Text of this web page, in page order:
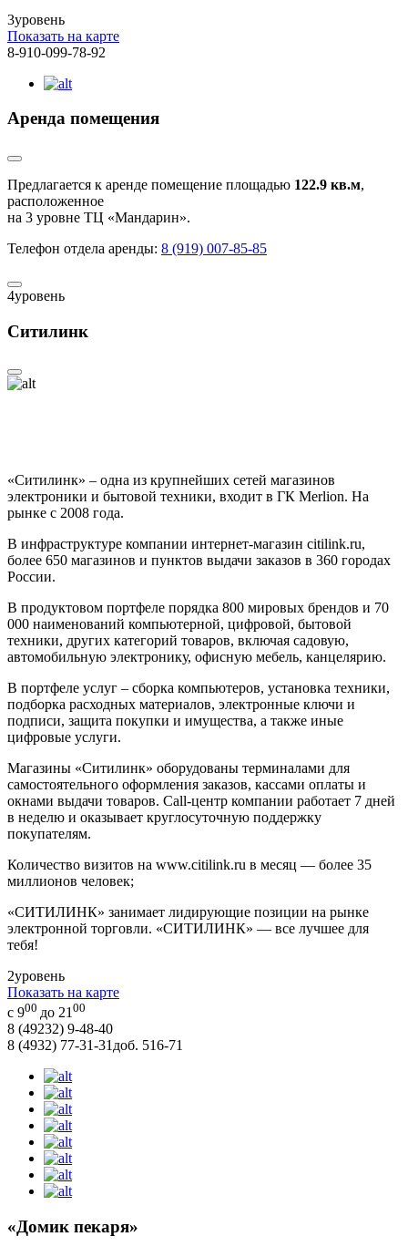
3уровень
Показать на карте
8-910-099-78-92
Аренда помещения
Предлагается к аренде помещение площадью 122.9 кв.м,
расположенное
на 3 уровне ТЦ «Мандарин».
Телефон отдела аренды: 8 (919) 007-85-85
4уровень
Ситилинк
«Ситилинк» – одна из крупнейших сетей магазинов
электроники и бытовой техники, входит в ГК Merlion. На
рынке с 2008 года.
В инфраструктуре компании интернет-магазин citilink.ru,
более 650 магазинов и пунктов выдачи заказов в 360 городах
России.
В продуктовом портфеле порядка 800 мировых брендов и 70
000 наименований компьютерной, цифровой, бытовой
техники, других категорий товаров, включая садовую,
автомобильную электронику, офисную мебель, канцелярию.
В портфеле услуг – сборка компьютеров, установка техники,
подборка расходных материалов, электронные ключи и
подписи, защита покупки и имущества, а также иные
цифровые услуги.
Магазины «Ситилинк» оборудованы терминалами для
самостоятельного оформления заказов, кассами оплаты и
окнами выдачи товаров. Сall-центр компании работает 7 дней
в неделю и оказывает круглосуточную поддержку
покупателям.
Количество визитов на www.citilink.ru в месяц — более 35
миллионов человек;
«СИТИЛИНК» занимает лидирующие позиции на рынке
электронной торговли. «СИТИЛИНК» — все лучшее для
тебя!
2уровень
Показать на карте
с 900 до 21 00
8 (49232) 9-48-40
8 (4932) 77-31-31 доб. 516-71
«Домик пекаря»